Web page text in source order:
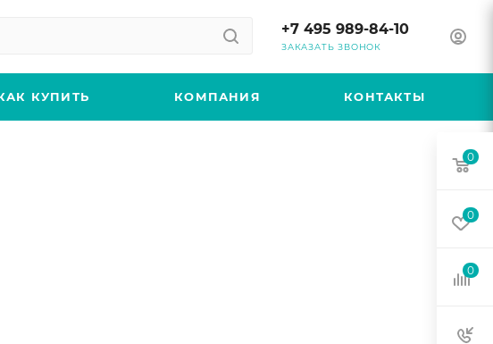
+7 495 989-84-10
ЗАКАЗАТЬ ЗВОНОК
КУПИТЬ КОМПАНИЯ КОНТАКТЫ
0
0
0